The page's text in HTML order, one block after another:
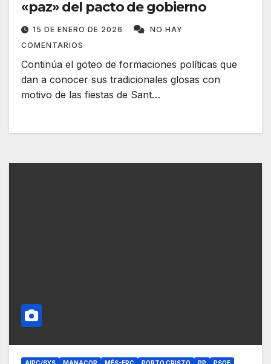
«paz» del pacto de gobierno
15 DE ENERO DE 2026
NO HAY
COMENTARIOS
Continúa el goteo de formaciones políticas que
dan a conocer sus tradicionales glosas con
motivo de las fiestas de Sant…